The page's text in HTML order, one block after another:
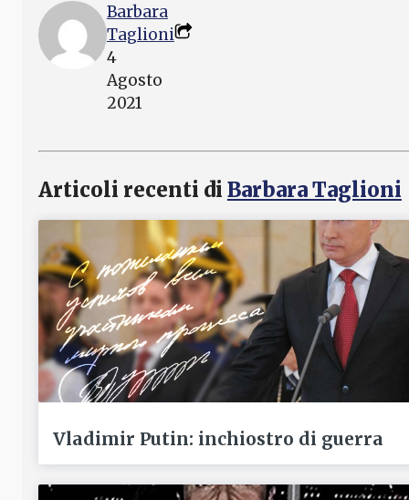
Barbara
Taglioni
4
Agosto
2021
Articoli recenti di Barbara Taglioni
Vladimir Putin: inchiostro di guerra